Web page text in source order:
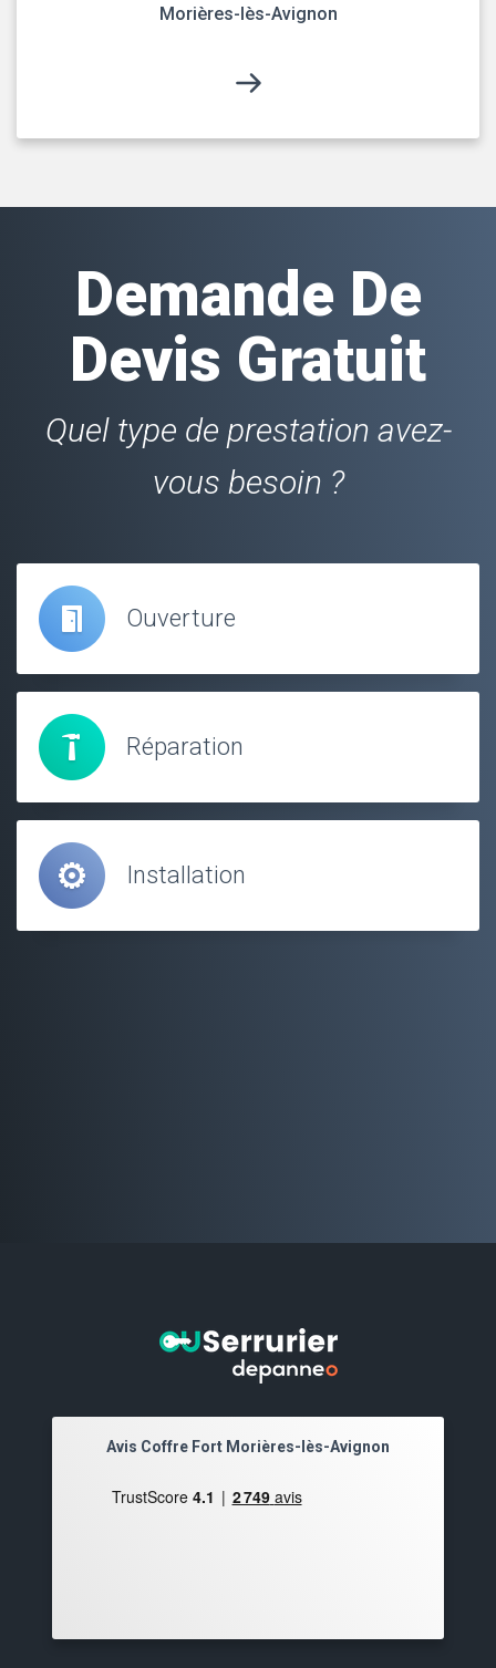
Morières-lès-Avignon
Demande De
Devis Gratuit
Quel type de prestation avez-
vous besoin ?
Ouverture
Réparation
Installation
Avis Coffre Fort Morières-lès-Avignon